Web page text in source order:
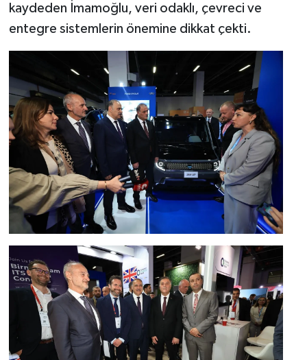
kaydeden İmamoğlu, veri odaklı, çevreci ve
entegre sistemlerin önemine dikkat çekti.